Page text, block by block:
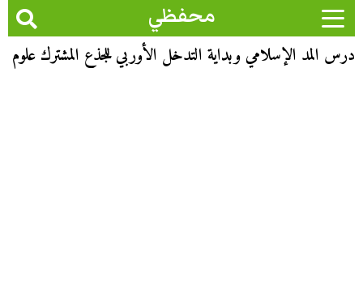
محفظي
درس المد الإسلامي وبداية التدخل الأوربي للجذع المشترك علوم